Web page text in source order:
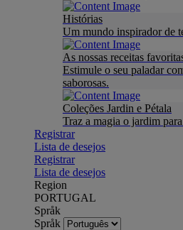
Histórias
Um mundo inspirador de
As nossas receitas
Estimule o seu paladar
saborosas.
Coleções Jardin e Pétala
Traz a magia o jardim
Registrar
Lista de desejos
Registrar
Lista de desejos
Region
PORTUGAL
Språk
Språk